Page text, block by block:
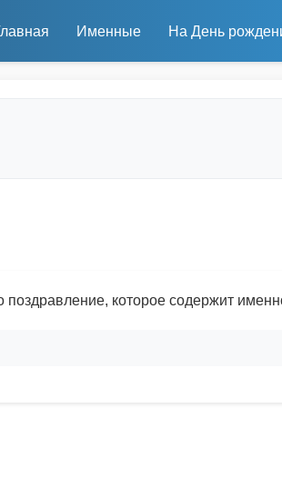
Именные На День
которое содержит